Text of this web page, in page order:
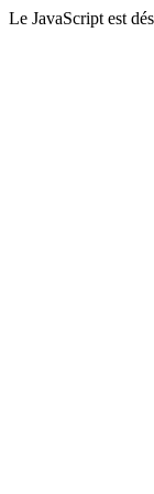
Le JavaScript est